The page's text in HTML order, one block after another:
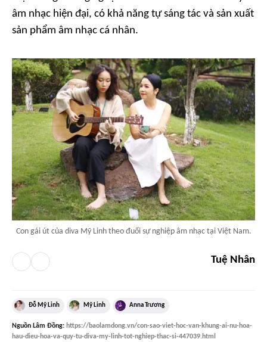
âm nhạc hiện đại, có khả năng tự sáng tác và sản xuất
sản phẩm âm nhạc cá nhân.
Con gái út của diva Mỹ Linh theo đuổi sự nghiệp âm nhạc tại Việt Nam.
Tuệ Nhân
Đỗ Mỹ Linh Mỹ Linh Anna Trương
Nguồn Lâm Đồng: https://baolamdong.vn/con-sao-viet-hoc-van-khung-ai-nu-hoa-
hau-dieu-hoa-va-quy-tu-diva-my-linh-tot-nghiep-thac-si-447039.html